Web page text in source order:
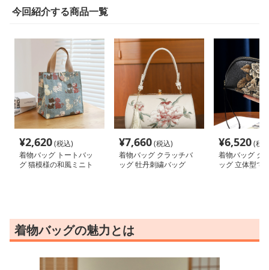
今回紹介する商品一覧
¥2,620(税込)
着物バッグ トートバッ
グ 猫模様の和風ミニト
¥7,660(税込)
着物バッグ クラッチバ
ッグ 牡丹刺繍バッグ
¥6,520(税
着物バッグ ク
ッグ 立体型で
着物バッグの魅力とは